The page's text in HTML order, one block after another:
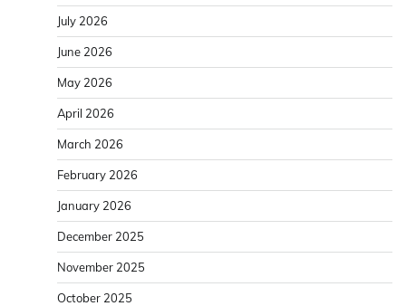
July 2026
June 2026
May 2026
April 2026
March 2026
February 2026
January 2026
December 2025
November 2025
October 2025